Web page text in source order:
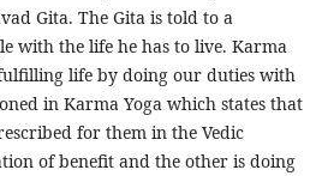
Gita. The Gita is told to a
with the life he has to live. Karma
life by doing our duties with
in Karma Yoga which states that
for them in the Vedic
of benefit and the other is doing